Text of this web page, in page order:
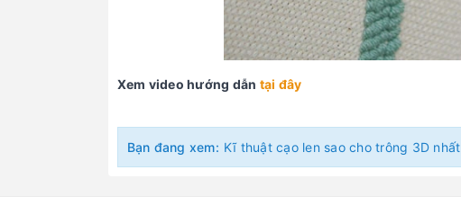
Xem video hướng dẫn tại đây
Bạn đang xem: Kĩ thuật cạo len sao cho trông 3D nhất